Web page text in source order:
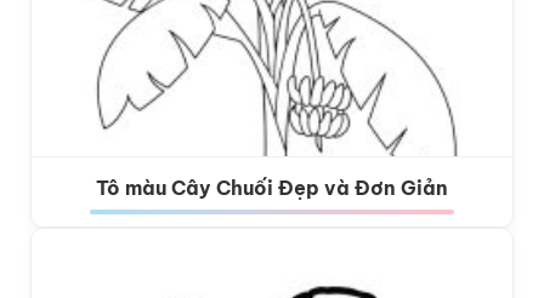
Tô màu Cây Chuối Đẹp và Đơn Giản